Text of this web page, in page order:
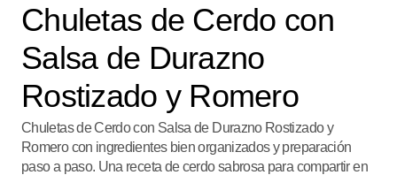
Chuletas de Cerdo con
Salsa de Durazno
Rostizado y Romero
Chuletas de Cerdo con Salsa de Durazno Rostizado y
Romero con ingredientes bien organizados y preparación
paso a paso. Una receta de cerdo sabrosa para compartir en